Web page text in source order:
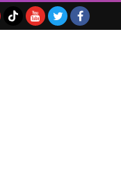
ابو ‏ابراهيم
‏شهر ‏رمضان